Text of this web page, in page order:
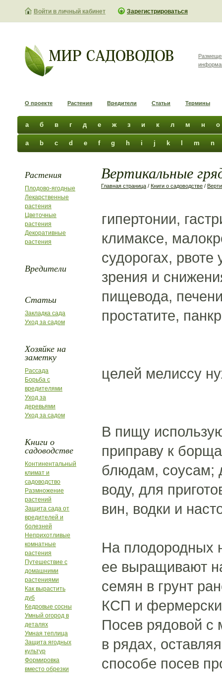
Войти в личный кабинет Зарегистрироваться
О проекте Растения Вредители Статьи Термины
а б в г д е ж з и к л м н о
a b c d e f g h i j k m n
Растения
Плодово-ягодные
Лекарственные
растения
Цветочные
растения
Декоративные
растения
Вредители
Статьи
Закладка сада
Уход за садом
Хозяйке на
заметку
Рассада
Борьба с
вредителями
Уход за
деревьями
Уход за садом
Книги о
садоводстве
Континентальный
климат и
садоводство
Размножение
растений
Защита сада от
вредителей и
болезней
Неприхотливые
комнатные
растения
Путешествие с
домашними
растениями
Как вырастить
дуб
Кедровые сосны
Умный огород в
деталях
Умная теплица
Защита ягодных
культур
Формировка
вместо обрезки
Вертикальные
Главная страница / Книги о садоводстве /
гипертонии,
климаксе,
судорогах,
зрения и
пищевода,
простатите,
целей мелиссу
В пищу
приправу к
блюдам, соусам;
воду, для
вин, водки и
На плодородных
ее выращивают
семян в грунт
КСП и
Посев рядовой
в рядах,
способе посев